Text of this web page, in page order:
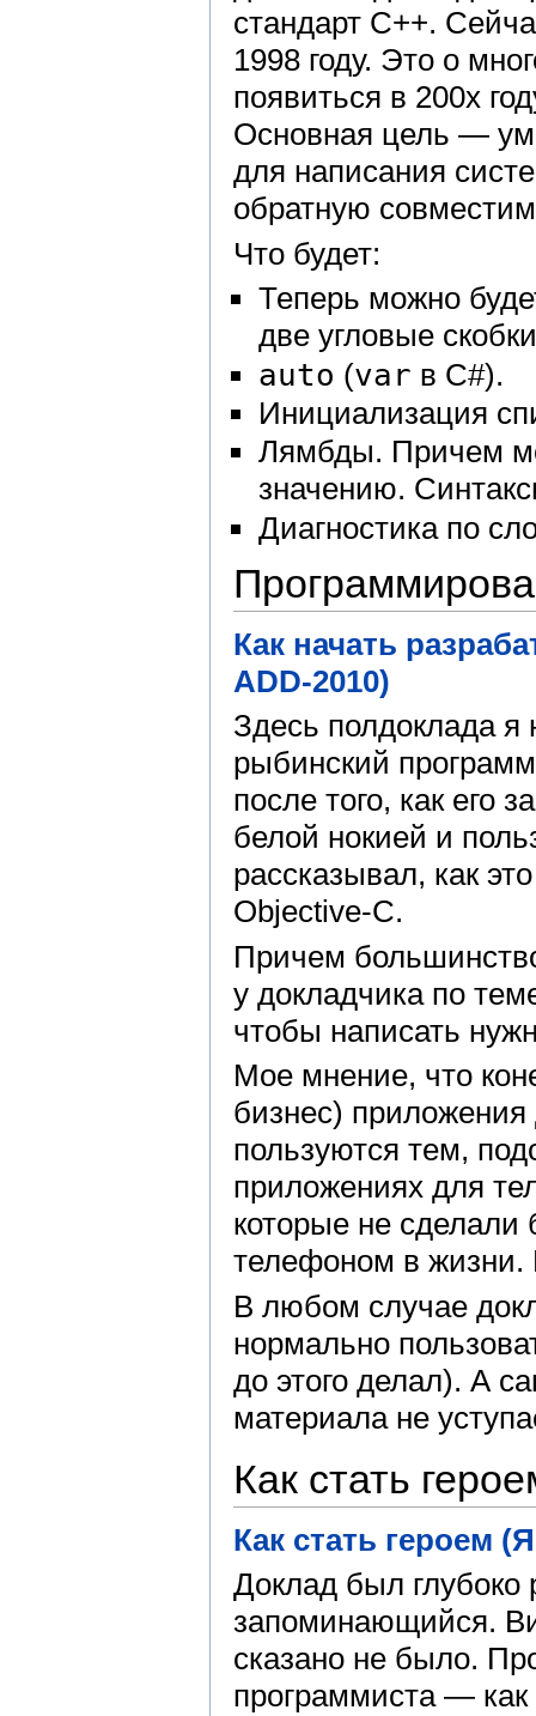
стандарт C++.
1998 году. Это о
появиться в 200x
Основная цель —
для написания
обратную
Что будет:
Теперь можно
две угловые
auto (var в С#).
Инициализация
Лямбды. Причем
значению.
Диагностика по
Как начать
ADD-2010)
Здесь полдоклада я
рыбинский
после того, как его
белой нокией и
рассказывал, как
Objective-C.
Причем
у докладчика по
чтобы написать
Мое мнение, что
бизнес)
пользуются тем,
приложениях для
которые не
телефоном в
В любом случае
нормально
до этого делал). А
материала не
Как стать
Как стать героем
Доклад был
запоминающийся.
сказано не было.
программиста —